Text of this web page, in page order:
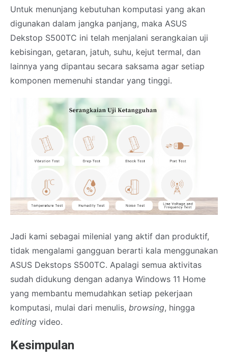
Untuk menunjang kebutuhan komputasi yang akan
digunakan dalam jangka panjang, maka ASUS
Dekstop S500TC ini telah menjalani serangkaian uji
kebisingan, getaran, jatuh, suhu, kejut termal, dan
lainnya yang dipantau secara saksama agar setiap
komponen memenuhi standar yang tinggi.
Jadi kami sebagai milenial yang aktif dan produktif,
tidak mengalami gangguan berarti kala menggunakan
ASUS Dekstops S500TC. Apalagi semua aktivitas
sudah didukung dengan adanya Windows 11 Home
yang membantu memudahkan setiap pekerjaan
komputasi, mulai dari menulis, browsing, hingga
editing video.
Kesimpulan